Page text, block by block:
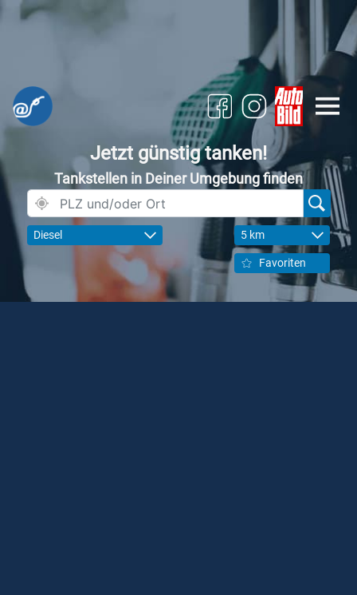
Jetzt günstig tanken!
Tankstellen in Deiner Umgebung finden
Diesel 5 km
Favoriten